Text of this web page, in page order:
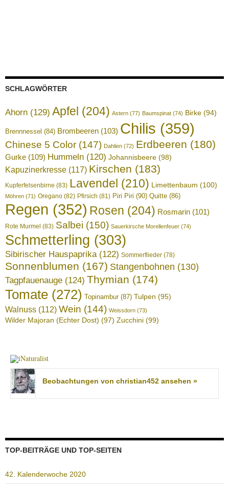
SCHLAGWÖRTER
Ahorn (129) Apfel (204) Astern (77) Baumspinat (74) Birke (94)
Brennnessel (84) Brombeeren (103) Chilis (359)
Chinese 5 Color (147) Dahlien (72) Erdbeeren (180)
Gurke (109) Hummeln (120) Johannisbeere (98)
Kapuzinerkresse (117) Kirschen (183)
Kupferfelsenbirne (83) Lavendel (210) Limettenbaum (100)
Möhren (71) Oregano (82) Pfirsich (81) Piri Piri (90) Quitte (86)
Regen (352) Rosen (204) Rosmarin (101)
Rote Murmel (83) Salbei (150) Sauerkirsche Morellenfeuer (74)
Schmetterling (303)
Sibirischer Hauspaprika(122) Sommerflieder (78)
Sonnenblumen (167) Stangenbohnen (130)
Tagpfauenauge (124) Thymian (174)
Tomate (272) Topinambur(87) Tulpen (95)
Walnuss (112) Wein (144) Weissdorn (73)
Wilder Majoran (Echter Dost) (97) Zucchini (99)
Beobachtungen von christian452 ansehen »
TOP-BEITRÄGE UND TOP-SEITEN
42. Kalenderwoche 2020